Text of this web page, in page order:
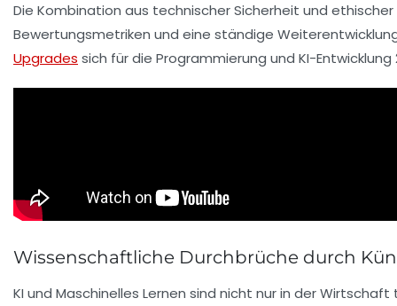
Die Kombination aus technischer Sicherheit und
Bewertungsmetriken und eine ständige
Upgrades sich für die Programmierung und KI-
Wissenschaftliche Durchbrüche durch
KI und Maschinelles Lernen sind nicht nur in der